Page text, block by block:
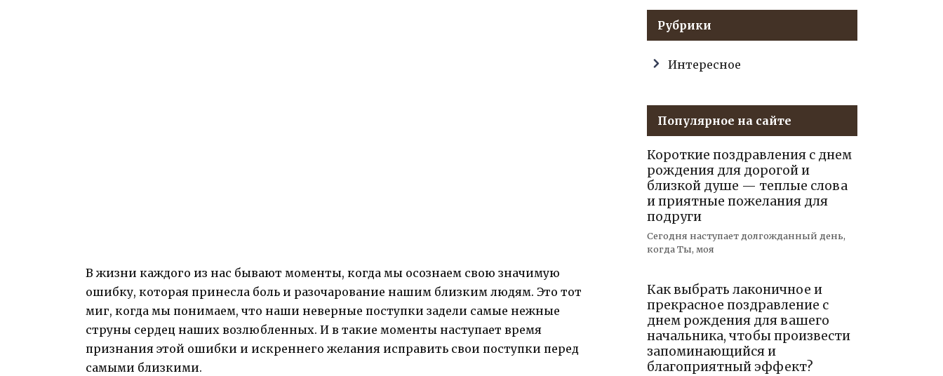
В жизни каждого из нас бывают моменты, когда мы осознаем свою значимую
ошибку, которая принесла боль и разочарование нашим близким людям. Это тот
миг, когда мы понимаем, что наши неверные поступки задели самые нежные
струны сердец наших возлюбленных. И в такие моменты наступает время
признания этой ошибки и искреннего желания исправить свои поступки перед
самыми близкими.
Рубрики
Интересное
Популярное на сайте
Короткие поздравления с днем
рождения для дорогой и
близкой душе — теплые слова
и приятные пожелания для
подруги
Сегодня наступает долгожданный день,
когда Ты, моя
Как выбрать лаконичное и
прекрасное поздравление с
днем рождения для вашего
начальника, чтобы произвести
запоминающийся и
благоприятный эффект?